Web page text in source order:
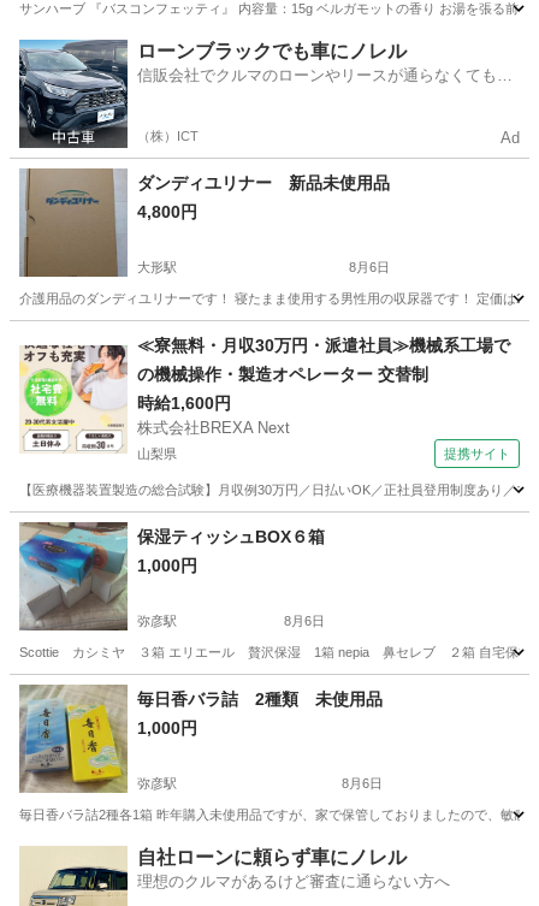
サンハーブ 『バスコンフェッティ』 内容量：15g ベルガモットの香り お湯を張る前
新潟 燕市 吉田駅 家庭用品
ローンブラックでも車にノレル
信販会社でクルマのローンやリースが通らなくてもク
（株）ICT Ad
ダンディユリナー 新品未使用品
4,800円
大形駅 8月6日
介護用品のダンディユリナーです！ 寝たまま使用する男性用の収尿器です！ 定価は
大形駅 家庭用品 介護用品
≪寮無料・月収30万円・派遣社員≫機械系工場で
の機械操作・製造オペレーター 交替制
時給1,600円
株式会社BREXA Next
山梨県 提携サイト
【医療機器装置製造の総合試験】月収例30万円／日払いOK／正社員登用制度あり
山梨 その他
保湿ティッシュBOX６箱
1,000円
弥彦駅 8月6日
Scottie カシミヤ ３箱 エリエール 贅沢保湿 1箱 nepia 鼻セレブ ２箱 自宅保管の為
新潟 佐渡市 弥彦駅 その他
毎日香バラ詰 2種類 未使用品
1,000円
弥彦駅 8月6日
毎日香バラ詰2種各1箱 昨年購入未使用品ですが、家で保管しておりましたので、敏
弥彦駅 冠婚葬祭
自社ローンに頼らず車にノレル
理想のクルマがあるけど審査に通らない方へ